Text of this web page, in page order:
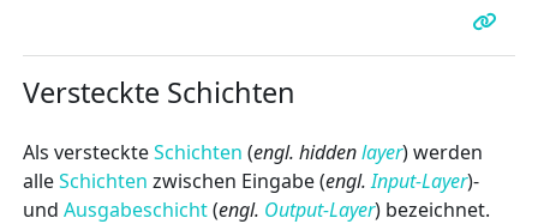
Versteckte Schichten
Als versteckteSchichten (engl. hiddenlayer) werden
alleSchichten zwischen Eingabe (engl.Input-Layer)-
und Ausgabeschicht(engl. Output-Layer) bezeichnet.